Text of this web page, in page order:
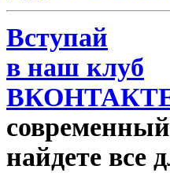
Вступай
в наш клуб
найдете все